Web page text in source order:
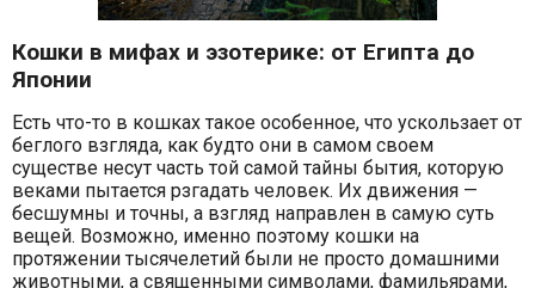
Кошки в мифах и эзотерике: от Египта до
Японии
Есть что-то в кошках такое особенное, что ускользает от
беглого взгляда, как будто они в самом своем
существе несут часть той самой тайны бытия, которую
веками пытается рзгадать человек. Их движения —
бесшумны и точны, а взгляд направлен в самую суть
вещей. Возможно, именно поэтому кошки на
протяжении тысячелетий были не просто домашними
животными, а священными символами, фамильярами,